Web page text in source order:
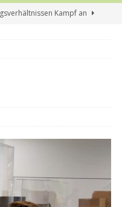
Kampf an